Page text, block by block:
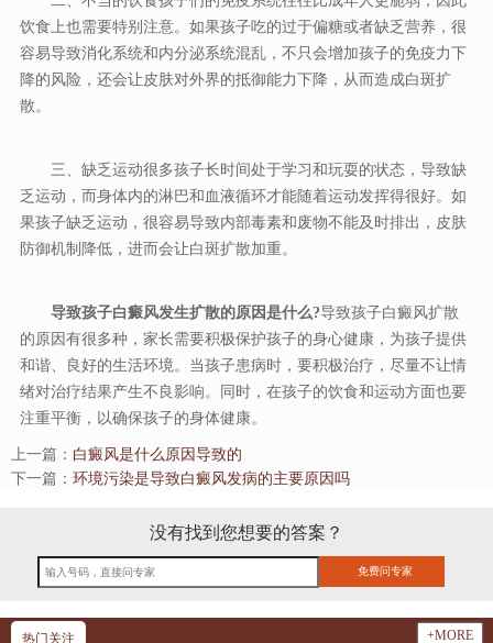
饮食上也需要特别注意。如果孩子吃的过于偏糖或者缺乏营养，很
容易导致消化系统和内分泌系统混乱，不只会增加孩子的免疫力下
降的风险，还会让皮肤对外界的抵御能力下降，从而造成白斑扩
散。
三、缺乏运动很多孩子长时间处于学习和玩耍的状态，导致缺
乏运动，而身体内的淋巴和血液循环才能随着运动发挥得很好。如
果孩子缺乏运动，很容易导致内部毒素和废物不能及时排出，皮肤
防御机制降低，进而会让白斑扩散加重。
导致孩子白癜风发生扩散的原因是什么?导致孩子白癜风扩散
的原因有很多种，家长需要积极保护孩子的身心健康，为孩子提供
和谐、良好的生活环境。当孩子患病时，要积极治疗，尽量不让情
绪对治疗结果产生不良影响。同时，在孩子的饮食和运动方面也要
注重平衡，以确保孩子的身体健康。
上一篇： 白癜风是什么原因导致的
下一篇： 环境污染是导致白癜风发病的主要原因吗
没有找到您想要的答案？
热门关注 +MORE